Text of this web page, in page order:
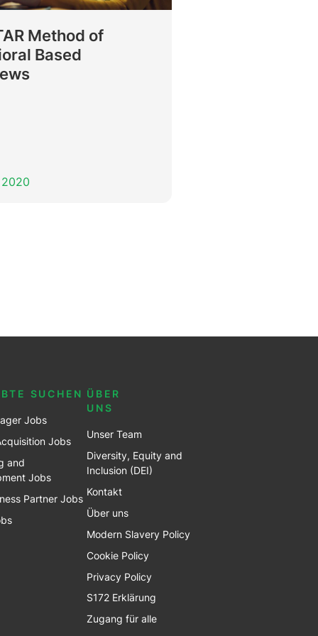
Method of
Based
SUCHEN
Jobs
Jobs
and
Jobs
Partner Jobs
ÜBER
UNS
Unser Team
Diversity, Equity and
Inclusion (DEI)
Kontakt
Über uns
Modern Slavery Policy
Cookie Policy
Privacy Policy
S172 Erklärung
Zugang für alle